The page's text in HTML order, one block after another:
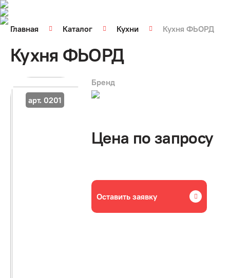
Главная Каталог Кухни Кухня ФЬОРД
Кухня ФЬОРД
арт. 0201
Бренд
Цена по запросу
Оставить заявку